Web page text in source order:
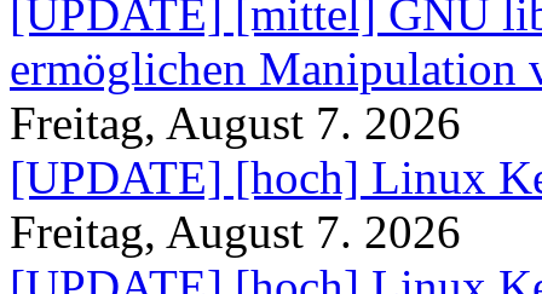
[UPDATE] [mittel] GNU
ermöglichen Manipulation
Freitag, August 7. 2026
[UPDATE] [hoch] Linux
Freitag, August 7. 2026